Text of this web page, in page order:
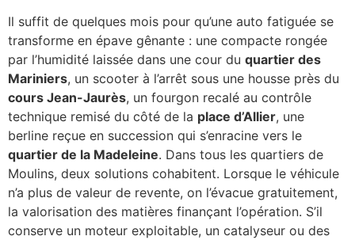
Il suffit de quelques mois pour qu’une auto fatiguée se
transforme en épave gênante : une compacte rongée
par l’humidité laissée dans une cour du quartier des
Mariniers, un scooter à l’arrêt sous une housse près du
cours Jean-Jaurès, un fourgon recalé au contrôle
technique remisé du côté de la place d’Allier, une
berline reçue en succession qui s’enracine vers le
quartier de la Madeleine. Dans tous les quartiers de
Moulins, deux solutions cohabitent. Lorsque le véhicule
n’a plus de valeur de revente, on l’évacue gratuitement,
la valorisation des matières finançant l’opération. S’il
conserve un moteur exploitable, un catalyseur ou des